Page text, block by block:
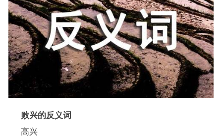
败兴的反义词
高兴